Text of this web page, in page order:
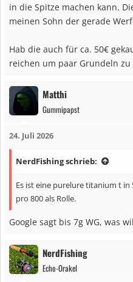
in die Spitze machen kann.
meinen Sohn der gerade
Hab die auch für ca. 50€
reichen um paar Grundeln zu
Matthi
Gummipapst
24. Juli 2026
NerdFishing schrieb:
Es ist eine purelure titanium t
pro 800 als Rolle.
Google sagt bis 7g WG, was
NerdFishing
Echo-Orakel